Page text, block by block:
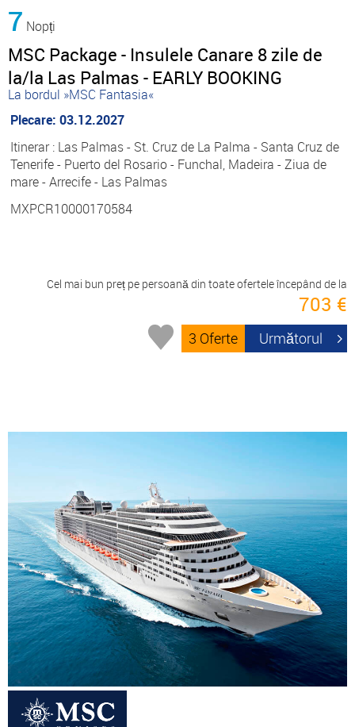
7 Nopți
MSC Package - Insulele Canare 8 zile de
la/la Las Palmas - EARLY BOOKING
La bordul »MSC Fantasia«
Plecare: 03.12.2027
Itinerar : Las Palmas - St. Cruz de La Palma - Santa Cruz de
Tenerife - Puerto del Rosario - Funchal, Madeira - Ziua de
mare - Arrecife - Las Palmas
MXPCR10000170584
Cel mai bun preț pe persoană din toate ofertele începând de la
703 €
3 Oferte Următorul